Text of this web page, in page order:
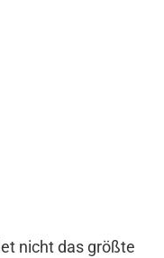
nicht das größte